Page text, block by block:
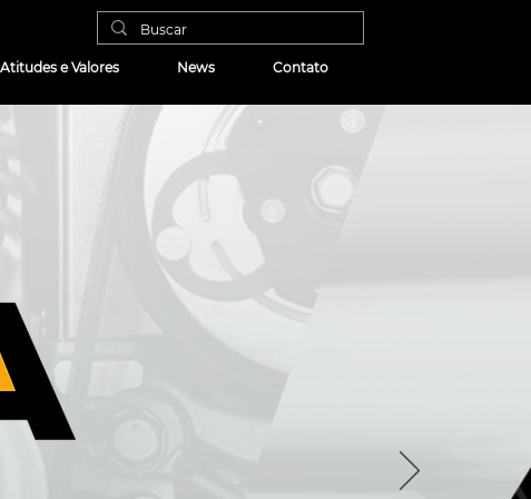
Atitudes e Valores News Contato